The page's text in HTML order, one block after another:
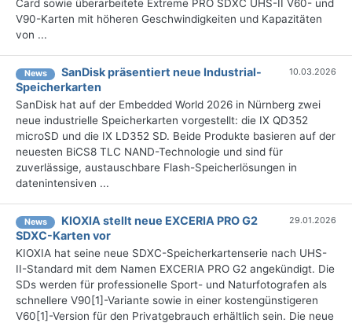
Card sowie überarbeitete Extreme PRO SDXC UHS-II V60- und
V90-Karten mit höheren Geschwindigkeiten und Kapazitäten
von ...
News
SanDisk präsentiert neue Industrial-
Speicherkarten
10.03.2026
SanDisk hat auf der Embedded World 2026 in Nürnberg zwei
neue industrielle Speicherkarten vorgestellt: die IX QD352
microSD und die IX LD352 SD. Beide Produkte basieren auf der
neuesten BiCS8 TLC NAND-Technologie und sind für
zuverlässige, austauschbare Flash-Speicherlösungen in
datenintensiven ...
News
KIOXIA stellt neue EXCERIA PRO G2
SDXC-Karten vor
29.01.2026
KIOXIA hat seine neue SDXC-Speicherkartenserie nach UHS-
II-Standard mit dem Namen EXCERIA PRO G2 angekündigt. Die
SDs werden für professionelle Sport- und Naturfotografen als
schnellere V90[1]-Variante sowie in einer kostengünstigeren
V60[1]-Version für den Privatgebrauch erhältlich sein. Die neue